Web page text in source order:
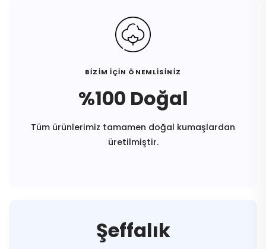
BİZİM İÇİN ÖNEMLİSİNİZ
%100 Doğal
Tüm ürünlerimiz tamamen doğal kumaşlardan
üretilmiştir.
Şeffalık